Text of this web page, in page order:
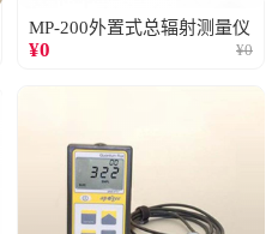
MP-200外置式总辐射测量仪
¥0 ¥0